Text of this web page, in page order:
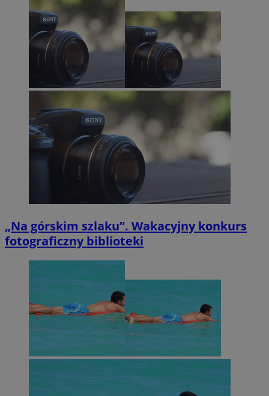
„Na górskim szlaku”. Wakacyjny konkurs
fotograficzny biblioteki